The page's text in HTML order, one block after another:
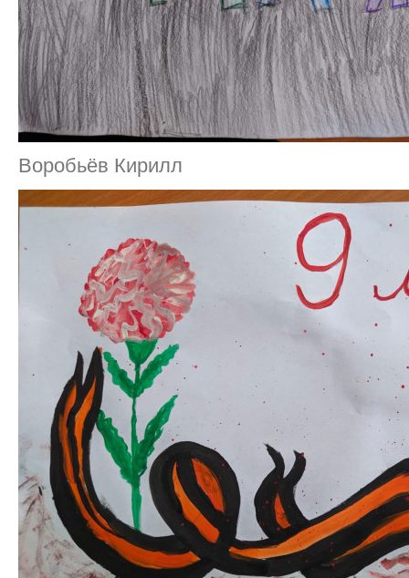
Воробьёв Кирилл